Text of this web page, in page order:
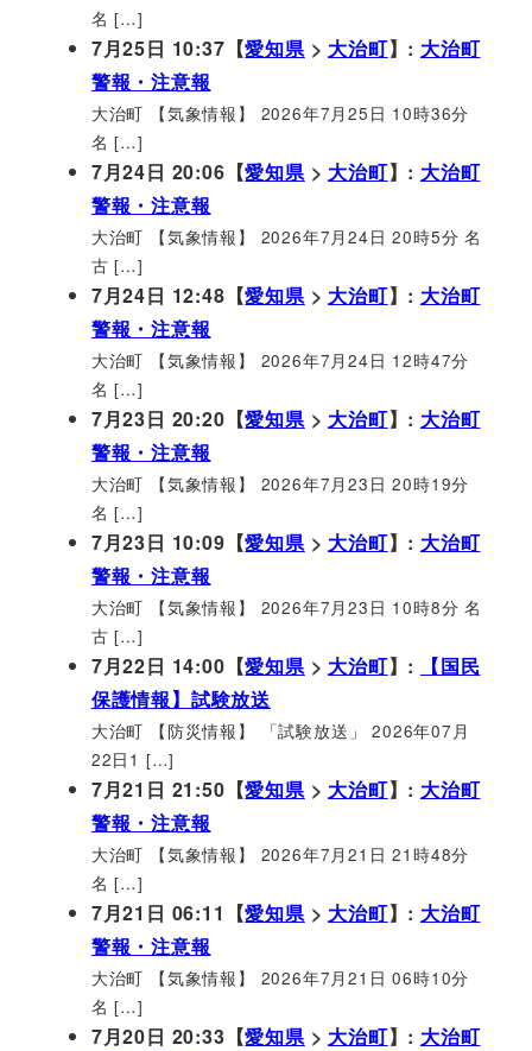
名 […]
7月25日 10:37【愛知県> 大治町】: 大治町
警報・注意報
大治町 【気象情報】 2026年7月25日 10時36分
名 […]
7月24日 20:06【愛知県> 大治町】: 大治町
警報・注意報
大治町 【気象情報】 2026年7月24日 20時5分 名
古 […]
7月24日 12:48【愛知県> 大治町】: 大治町
警報・注意報
大治町 【気象情報】 2026年7月24日 12時47分
名 […]
7月23日 20:20【愛知県> 大治町】: 大治町
警報・注意報
大治町 【気象情報】 2026年7月23日 20時19分
名 […]
7月23日 10:09【愛知県> 大治町】: 大治町
警報・注意報
大治町 【気象情報】 2026年7月23日 10時8分 名
古 […]
7月22日 14:00【愛知県> 大治町】:
【国民
保護情報】試験放送
大治町 【防災情報】 「試験放送」 2026年07月
22日1 […]
7月21日 21:50【愛知県> 大治町】: 大治町
警報・注意報
大治町 【気象情報】 2026年7月21日 21時48分
名 […]
7月21日 06:11【愛知県> 大治町】: 大治町
警報・注意報
大治町 【気象情報】 2026年7月21日 06時10分
名 […]
7月20日 20:33【愛知県> 大治町】: 大治町